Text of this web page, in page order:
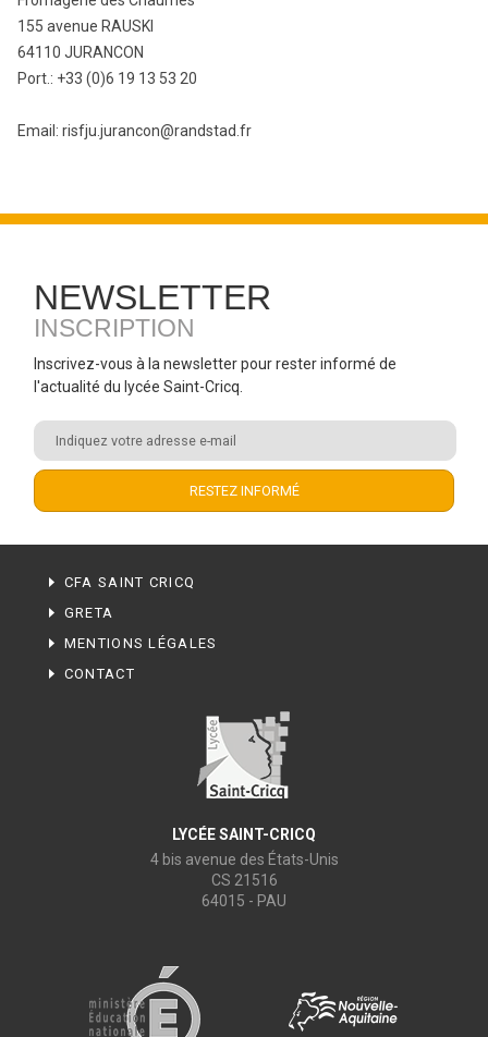
155 avenue RAUSKI
64110 JURANCON
Port.: +33 (0)6 19 13 53 20
Email: risfju.jurancon@randstad.fr
NEWSLETTER
INSCRIPTION
Inscrivez-vous à la newsletter pour rester informé de
l'actualité du lycée Saint-Cricq.
CFA SAINT CRICQ
GRETA
MENTIONS LÉGALES
CONTACT
LYCÉE SAINT-CRICQ
4 bis avenue des États-Unis
CS 21516
64015 - PAU